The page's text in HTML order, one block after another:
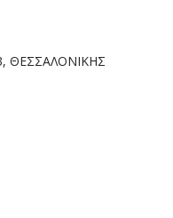
ΘΕΣΣΑΛΟΝΙΚΗΣ